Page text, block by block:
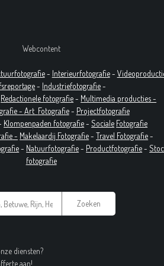
Webcontent
- Interieurfotografie-
- Industriefotografie-
Redactionele fotografie- Multimedia producties -
- Art Fotografie- Projectfotografie
Klompenpaden fotografie-Sociale Fotografie
- Makelaardij Fotografie-Travel Fotografie-
- Natuurfotografie- Productfotografie-
fotografie
Zoeken
diensten?
aan!